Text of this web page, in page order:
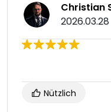
Christian
2026.03.28
Nützlich